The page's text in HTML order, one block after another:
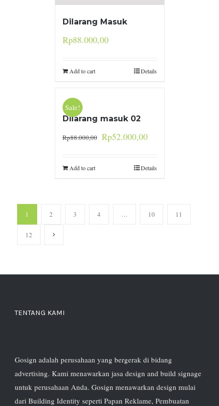
Dilarang Masuk
Rp88.000,00
Add to cart Details
Sale!
Dilarang masuk 02
Rp88.000,00 Rp52.000,00
Add to cart Details
1 2 3 4 … 10 11
12
TENTANG KAMI
Gosign adalah perusahaan yang bergerak di bidang
advertising. Kami menawarkan jasa design and build signage
untuk perusahaan Anda. Gosign menawarkan design mulai
dari Building Identity seperti Papan Reklame, Pembuatan